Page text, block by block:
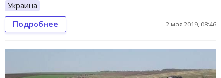
Украина
Подробнее 2 мая 2019, 08:46